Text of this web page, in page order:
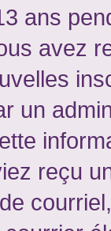
ans
avez
un
reçu